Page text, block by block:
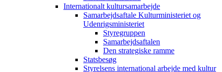
Internationalt kultursamarbejde
Samarbejdsaftale Kulturministeriet og
Udenrigsministeriet
Styregruppen
Samarbejdsaftalen
Den strategiske ramme
Statsbesøg
Styrelsens international arbejde med kultur